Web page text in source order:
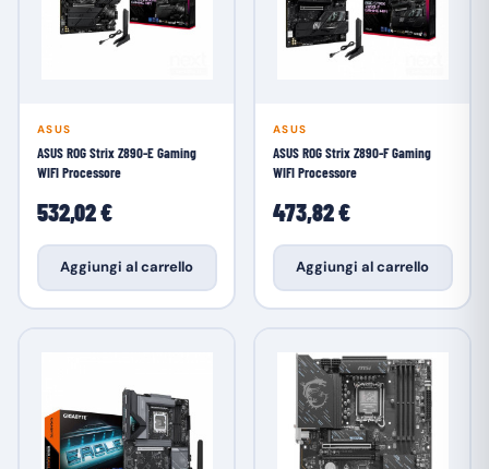
ASUS
ASUS ROG Strix Z890-E Gaming
WIFI Processore
532,02 €
Aggiungi al carrello
ASUS
ASUS ROG Strix Z890-F Gaming
WIFI Processore
473,82 €
Aggiungi al carrello